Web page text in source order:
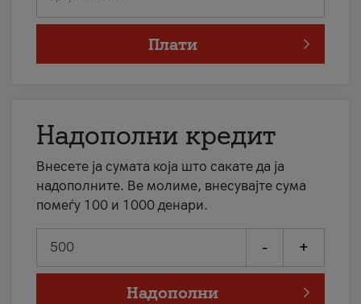
Плати
Надополни кредит
Внесете ја сумата која што сакате да ја
надополните. Ве молиме, внесувајте сума
помеѓу 100 и 1000 денари.
- +
Надополни